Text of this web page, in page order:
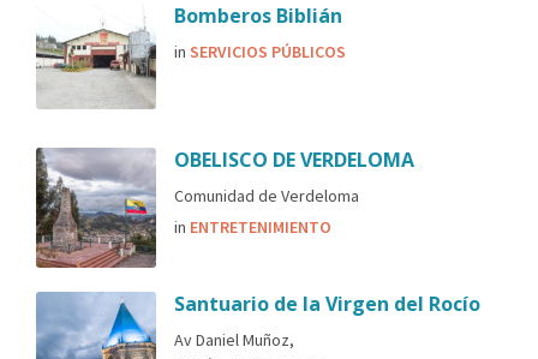
Bomberos Biblián
in SERVICIOS PÚBLICOS
OBELISCO DE VERDELOMA
Comunidad de Verdeloma
in ENTRETENIMIENTO
Santuario de la Virgen del Rocío
Av Daniel Muñoz,